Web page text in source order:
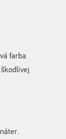
farba